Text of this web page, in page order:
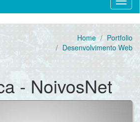
Home
Portfolio
Desenvolvimento Web
- NoivosNet